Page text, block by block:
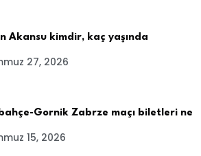
Akansu kimdir, kaç yaşında
27, 2026
Gornik Zabrze maçı biletleri ne
15, 2026